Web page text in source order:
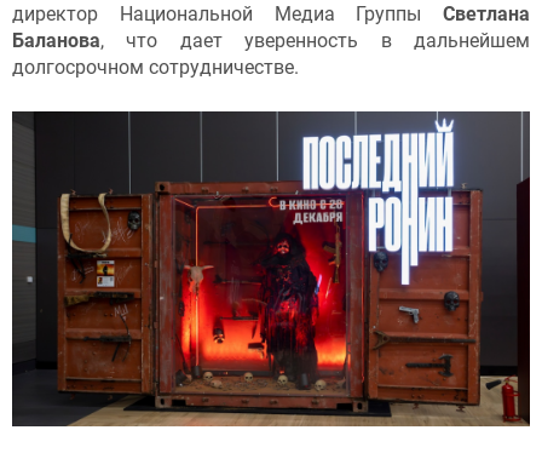
директор Национальной Медиа Группы Светлана
Баланова, что дает уверенность в дальнейшем
долгосрочном сотрудничестве.